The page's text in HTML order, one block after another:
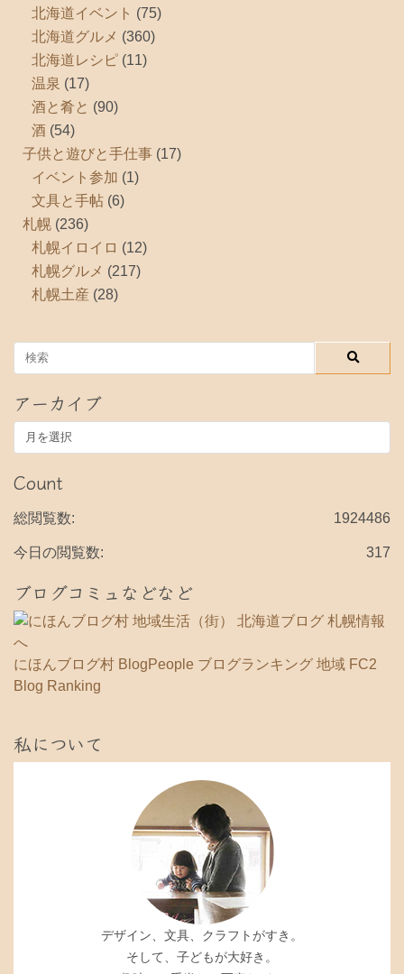
北海道イベント (75)
北海道グルメ (360)
北海道レシピ (11)
温泉 (17)
酒と肴と (90)
酒 (54)
子供と遊びと手仕事 (17)
イベント参加 (1)
文具と手帖 (6)
札幌 (236)
札幌イロイロ (12)
札幌グルメ (217)
札幌土産 (28)
アーカイブ
ー
カ
ブ
Count
1924486
総閲覧数:
317
今日の閲覧数:
ブログコミュなどなど
にほんブログ村 BlogPeople ブログランキング 地域 FC2
Blog Ranking
私について
デザイン、文具、クラフトがすき。
そして、子どもが大好き。